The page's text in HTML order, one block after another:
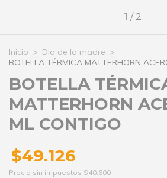
1 / 2
Inicio > Dia de la madre >
BOTELLA TÉRMICA MATTERHORN
BOTELLA
MATTERHORN
ML CONTIGO
$49.126
Precio sin impuestos $40.600